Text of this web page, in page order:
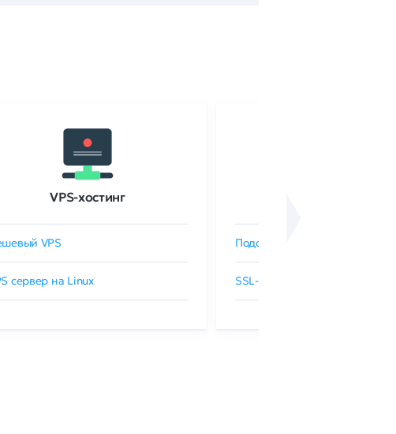
VPS-хостинг
VPS
сервер на Linux
Подобрать SSL-сертификат
SSL-сертификаты GlobalSign